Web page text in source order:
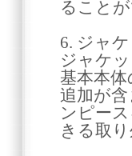
ることが
6. ジャ
ジャケ
基本本
追加が
ンピー
きる取